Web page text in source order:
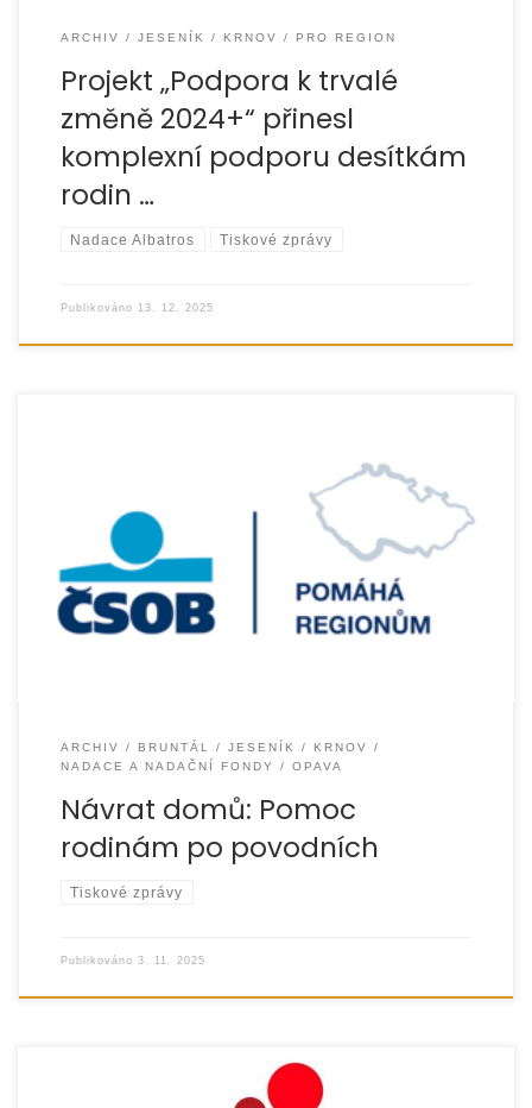
ARCHIV JESENÍK KRNOV PRO REGION
Projekt „Podpora k trvalé
změně 2024+“ přinesl
komplexní podporu desítkám
rodin …
Nadace Albatros Tiskové zprávy
Publikováno 13. 12. 2025
Eurotopia pomohla desítkám rodin zasažených loňskými
povodněmi Organizace EUROTOPIA.CZ, o.p.s. díky finanční
podpoře ČSOB realizovala od listopadu 2024 do konce
ARCHIV BRUNTÁL JESENÍK
KRNOV
NADACE A NADAČNÍ FONDY
OPAVA
Návrat domů: Pomoc
rodinám po povodních
Tiskové zprávy
Publikováno 3. 11. 2025